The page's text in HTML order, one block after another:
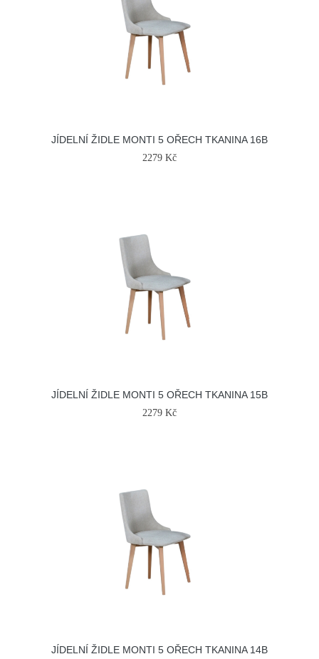
JÍDELNÍ ŽIDLE MONTI 5 OŘECH TKANINA 16B
2279 Kč
JÍDELNÍ ŽIDLE MONTI 5 OŘECH TKANINA 15B
2279 Kč
JÍDELNÍ ŽIDLE MONTI 5 OŘECH TKANINA 14B